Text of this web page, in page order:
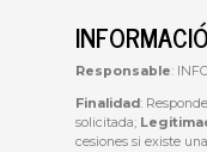
Responsable:
Finalidad:
solicitada;
cesiones si existe